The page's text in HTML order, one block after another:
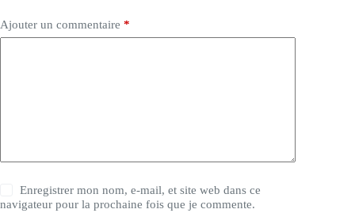
Ajouter un commentaire *
Enregistrer mon nom, e-mail, et site web dans ce
navigateur pour la prochaine fois que je commente.